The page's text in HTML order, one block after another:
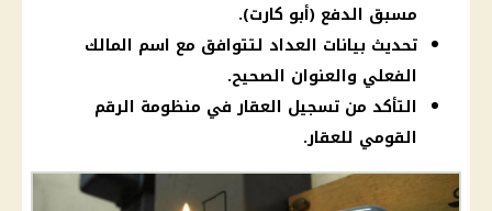
مسبق الدفع (أبو كارت).
تحديث بيانات العداد لتتوافق مع اسم المالك
الفعلي والعنوان الصحيح.
التأكد من تسجيل العقار في منظومة الرقم
القومي للعقار.